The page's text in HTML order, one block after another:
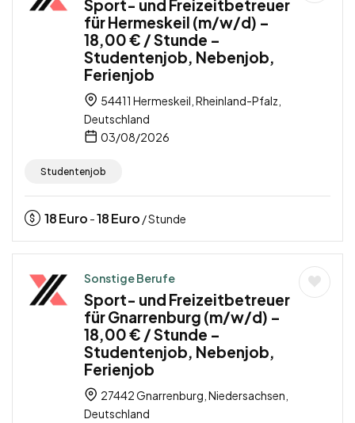
Sport- und Freizeitbetreuer
für Hermeskeil (m/w/d) –
18,00 € / Stunde –
Studentenjob, Nebenjob,
Ferienjob
54411 Hermeskeil, Rheinland-Pfalz,
Deutschland
03/08/2026
Studentenjob
18Euro -18Euro / Stunde
Sonstige Berufe
Sport- und Freizeitbetreuer
für Gnarrenburg (m/w/d) –
18,00 € / Stunde –
Studentenjob, Nebenjob,
Ferienjob
27442 Gnarrenburg, Niedersachsen,
Deutschland